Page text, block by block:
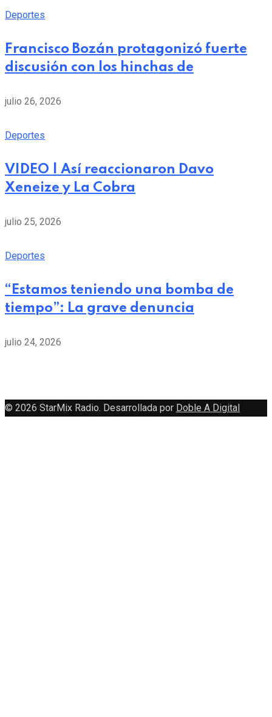
Deportes
Francisco Bozán protagonizó fuerte
discusión con los hinchas de
julio 26, 2026
Deportes
VIDEO | Así reaccionaron Davo
Xeneize y La Cobra
julio 25, 2026
Deportes
“Estamos teniendo una bomba de
tiempo”: La grave denuncia
julio 24, 2026
© 2026 StarMix Radio. Desarrollada por Doble A Digital